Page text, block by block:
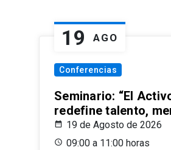
19 AGO
Conferencias
Seminario: “El
redefine talento,
19 de Agosto de 2026
09:00 a 11:00 horas